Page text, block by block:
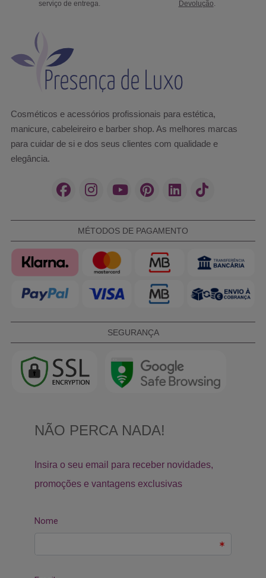
serviço de entrega.
Devolução.
Cosméticos e acessórios profissionais para estética,
manicure, cabeleireiro e barber shop. As melhores marcas
para cuidar de si e dos seus clientes com qualidade e
elegância.
MÉTODOS DE PAGAMENTO
SEGURANÇA